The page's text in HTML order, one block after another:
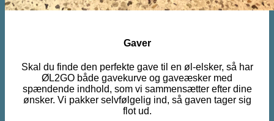
Gaver
Skal du finde den perfekte gave til en øl-elsker, så har
ØL2GO både gavekurve og gaveæsker med
spændende indhold, som vi sammensætter efter dine
ønsker. Vi pakker selvfølgelig ind, så gaven tager sig
flot ud.